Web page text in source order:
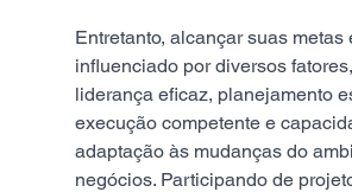
Entretanto, alcançar suas metas
influenciado por diversos
liderança eficaz, planejamento
execução competente e
adaptação às mudanças do
negócios. Participando de